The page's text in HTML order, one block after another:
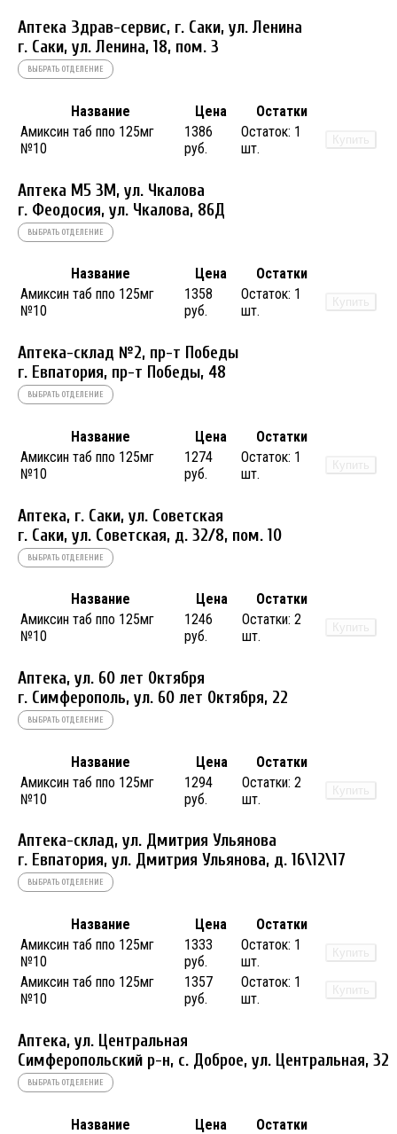
Аптека Здрав-сервис, г. Саки, ул. Ленина
г. Саки, ул. Ленина, 18, пом. 3
ВЫБРАТЬ ОТДЕЛЕНИЕ
Название Цена
Остатки
Амиксин таб ппо 125мг
№10
1386
руб.
Остаток: 1
шт.
Купить
Аптека М5 3М, ул. Чкалова
г. Феодосия, ул. Чкалова, 86Д
ВЫБРАТЬ ОТДЕЛЕНИЕ
Название Цена
Остатки
Амиксин таб ппо 125мг
№10
1358
руб.
Остаток: 1
шт.
Купить
Аптека-склад №2, пр-т Победы
г. Евпатория, пр-т Победы, 48
ВЫБРАТЬ ОТДЕЛЕНИЕ
Название Цена
Остатки
Амиксин таб ппо 125мг
№10
1274
руб.
Остаток: 1
шт.
Купить
Аптека, г. Саки, ул. Советская
г. Саки, ул. Советская, д. 32/8, пом. 10
ВЫБРАТЬ ОТДЕЛЕНИЕ
Название Цена
Остатки
Амиксин таб ппо 125мг
№10
1246
руб.
Остатки: 2
шт.
Купить
Аптека, ул. 60 лет Октября
г. Симферополь, ул. 60 лет Октября, 22
ВЫБРАТЬ ОТДЕЛЕНИЕ
Название Цена
Остатки
Амиксин таб ппо 125мг
№10
1294
руб.
Остатки: 2
шт.
Купить
Аптека-склад, ул. Дмитрия Ульянова
г. Евпатория, ул. Дмитрия Ульянова, д. 16\12\17
ВЫБРАТЬ ОТДЕЛЕНИЕ
Название Цена
Остатки
Амиксин таб ппо 125мг
№10
1333
руб.
Остаток: 1
шт.
Купить
Амиксин таб ппо 125мг
№10
1357
руб.
Остаток: 1
шт.
Купить
Аптека, ул. Центральная
Симферопольский р-н, с. Доброе, ул. Центральная, 32
ВЫБРАТЬ ОТДЕЛЕНИЕ
Название Цена
Остатки